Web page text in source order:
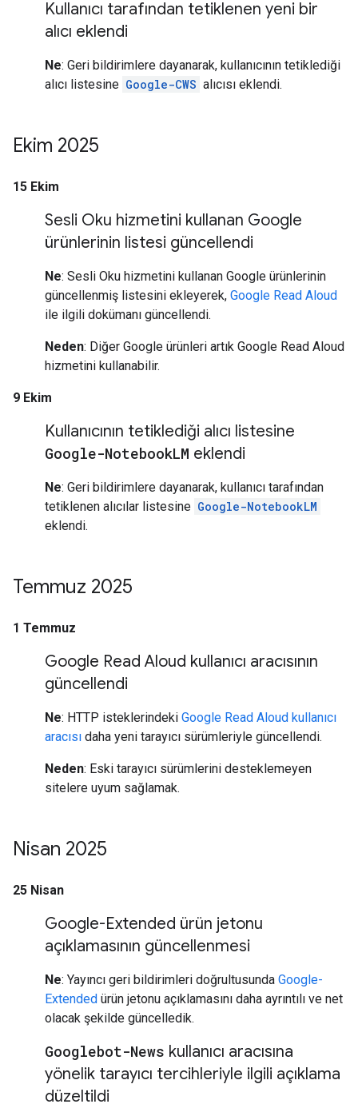
Kullanıcı tarafından tetiklenen yeni bir
alıcı eklendi
Ne: Geri bildirimlere dayanarak, kullanıcının tetiklediği
alıcı listesine Google-CWS alıcısı eklendi.
Ekim 2025
15 Ekim
Sesli Oku hizmetini kullanan Google
ürünlerinin listesi güncellendi
Ne: Sesli Oku hizmetini kullanan Google ürünlerinin
güncellenmiş listesini ekleyerek, Google Read Aloud
ile ilgili dokümanı güncellendi.
Neden: Diğer Google ürünleri artık Google Read Aloud
hizmetini kullanabilir.
9 Ekim
Kullanıcının tetiklediği alıcı listesine
Google-NotebookLM eklendi
Ne: Geri bildirimlere dayanarak, kullanıcı tarafından
tetiklenen alıcılar listesine Google-NotebookLM
eklendi.
Temmuz 2025
1 Temmuz
Google Read Aloud kullanıcı aracısının
güncellendi
Ne: HTTP isteklerindeki Google Read Aloud kullanıcı
aracısı daha yeni tarayıcı sürümleriyle güncellendi.
Neden: Eski tarayıcı sürümlerini desteklemeyen
sitelere uyum sağlamak.
Nisan 2025
25 Nisan
Google-Extended ürün jetonu
açıklamasının güncellenmesi
Ne: Yayıncı geri bildirimleri doğrultusunda Google-
Extended ürün jetonu açıklamasını daha ayrıntılı ve net
olacak şekilde güncelledik.
Googlebot-News kullanıcı aracısına
yönelik tarayıcı tercihleriyle ilgili açıklama
düzeltildi